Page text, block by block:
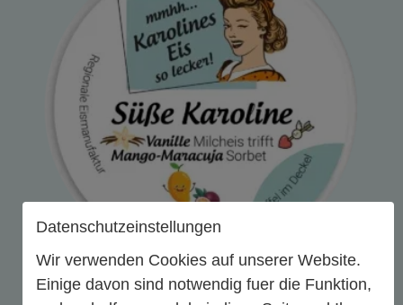
Datenschutzeinstellungen
Wir verwenden Cookies auf unserer Website.
Einige davon sind notwendig fuer die Funktion,
Süße Karoline Milcheis